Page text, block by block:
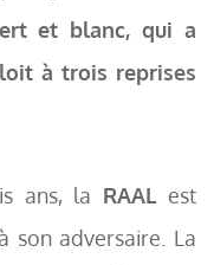
et blanc, qui a
à trois reprises
ans, la RAAL est
son adversaire. La